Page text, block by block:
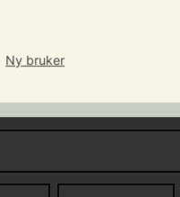
Ny bruker